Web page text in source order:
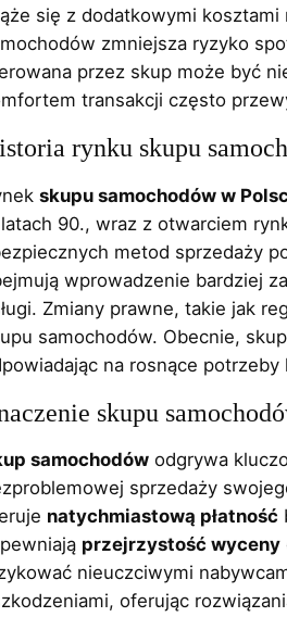
się z dodatkowymi
zmniejsza ryzyko
przez skup może być
transakcji często
rynku skupu
skupu samochodów w
90., wraz z otwarciem
metod sprzedaży
wprowadzenie bardziej
Zmiany prawne, takie jak
samochodów. Obecnie,
na rosnące potrzeby
skupu
samochodów odgrywa
sprzedaży
natychmiastową płatność
przejrzystość wyceny
nieuczciwymi
oferując